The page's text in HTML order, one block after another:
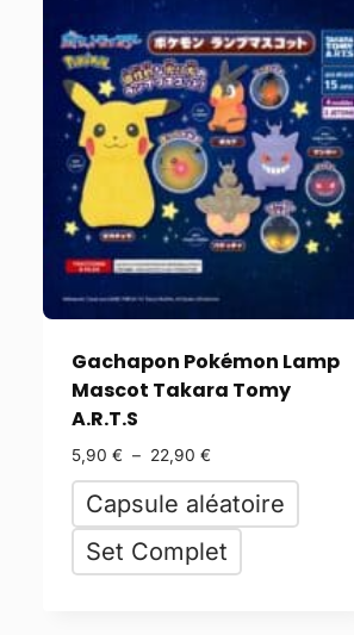
Gachapon Pokémon Lamp
Mascot Takara Tomy
A.R.T.S
5,90 € – 22,90 €
Capsule aléatoire
Set Complet